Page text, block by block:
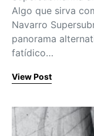
Algo que sirva
Navarro
panorama
fatídico…
View Post